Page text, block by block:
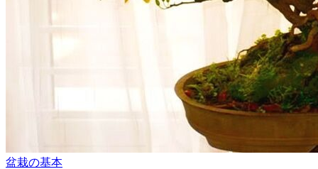
盆栽の基本